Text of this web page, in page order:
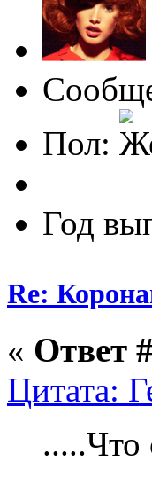
Пол:
Год
Re:
« Ответ
Цитата:
.....Что